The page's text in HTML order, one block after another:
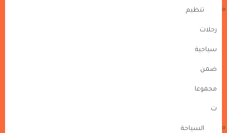
تنظيم
رحلات
سياحية
ضمن
مجموعا
ت
السياحة